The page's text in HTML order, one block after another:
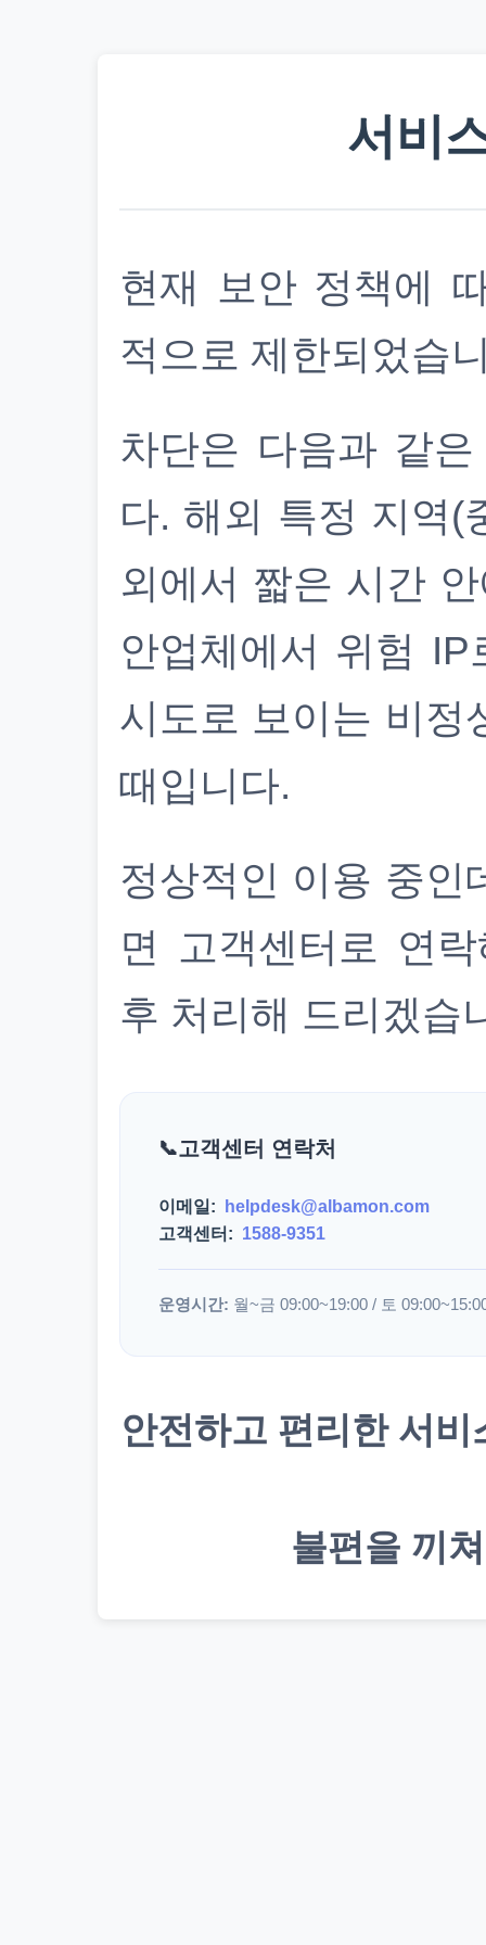
서비
현재 보안 정책에
적으로 제한되었습
차단은 다음과 같
다. 해외 특정 지역(
외에서 짧은 시간
안업체에서 위험
시도로 보이는 비정
때입니다.
정상적인 이용 중인
면 고객센터로 연
후 처리해 드리겠습
고객센터 연락처
이메일:
helpdesk@albamon.com
고객센터: 1588-9351
운영시간: 월~금 09:00~19:00 / 토
안전하고 편리한 서
불편을 끼